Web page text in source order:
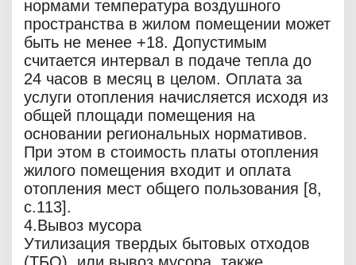
нормами температура воздушного
пространства в жилом помещении может
быть не менее +18. Допустимым
считается интервал в подаче тепла до
24 часов в месяц в целом. Оплата за
услуги отопления начисляется исходя из
общей площади помещения на
основании региональных нормативов.
При этом в стоимость платы отопления
жилого помещения входит и оплата
отопления мест общего пользования [8,
c.113].
4.Вывоз мусора
Утилизация твердых бытовых отходов